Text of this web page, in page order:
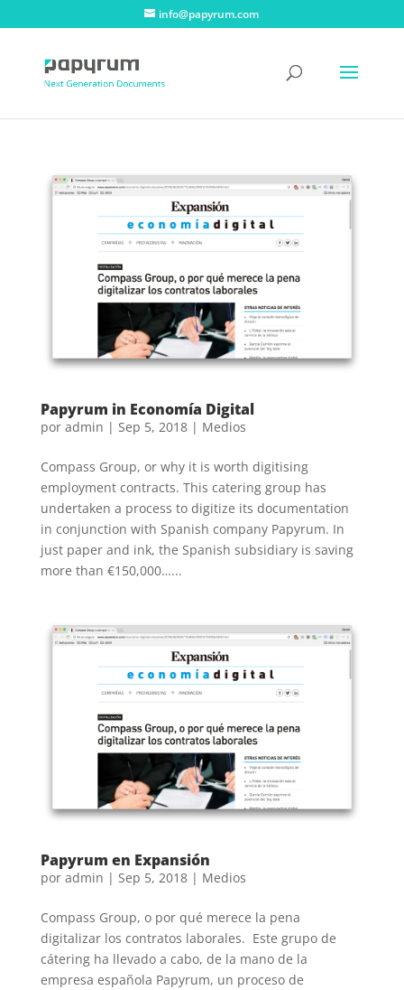
info@papyrum.com
Papyrum in Economía Digital
por admin | Sep 5, 2018| Medios
Compass Group, or why it is worth digitising
employment contracts. This catering group has
undertaken a process to digitize its documentation
in conjunction with Spanish company Papyrum. In
just paper and ink, the Spanish subsidiary is saving
more than €150,000…...
Papyrum en Expansión
por admin | Sep 5, 2018| Medios
Compass Group, o por qué merece la pena
digitalizar los contratos laborales. Este grupo de
cátering ha llevado a cabo, de la mano de la
empresa española Papyrum, un proceso de